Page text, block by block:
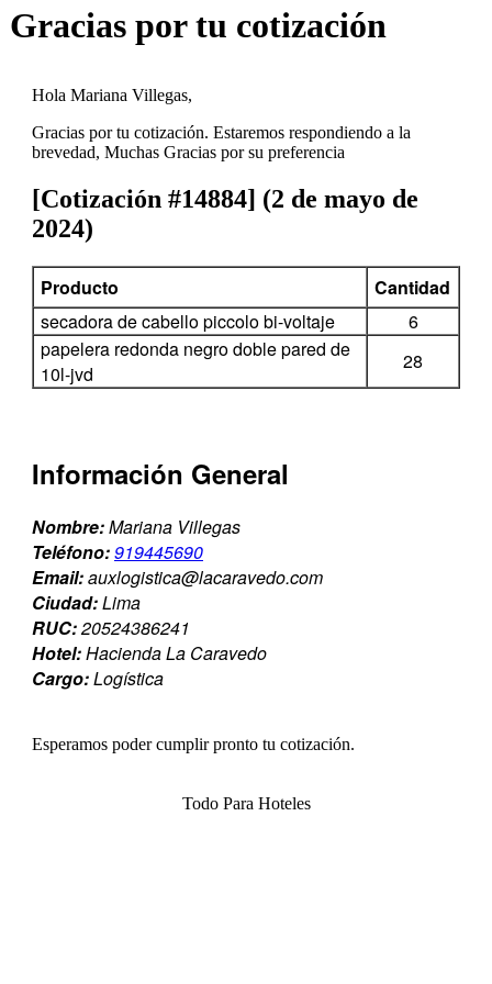
Gracias por tu cotización
Hola Mariana Villegas,
Gracias por tu cotización. Estaremos respondiendo a la
brevedad, Muchas Gracias por su preferencia
[Cotización #14884] (2 de mayo de
2024)
Producto
Cantidad
secadora de cabello piccolo bi-voltaje
6
papelera redonda negro doble pared de
10l-jvd
28
Información General
Nombre:Mariana Villegas
Teléfono:919445690
Email:auxlogistica@lacaravedo.com
Ciudad:Lima
RUC:20524386241
Hotel:Hacienda La Caravedo
Cargo:Logística
Esperamos poder cumplir pronto tu cotización.
Todo Para Hoteles